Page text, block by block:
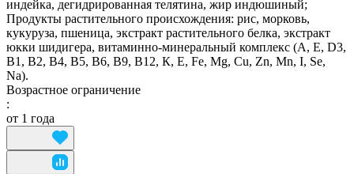
индейка, дегидрированная телятина, жир индюшиный;
Продукты растительного происхождения: рис, морковь,
кукуруза, пшеница, экстракт растительного белка, экстракт
юкки шидигера, витаминно-минеральный комплекс (А, E, D3,
В1, В2, В4, В5, В6, В9, В12, К, Е, Fe, Mg, Cu, Zn, Mn, I, Se,
Na).
Возрастное ограничение
:
от 1 года